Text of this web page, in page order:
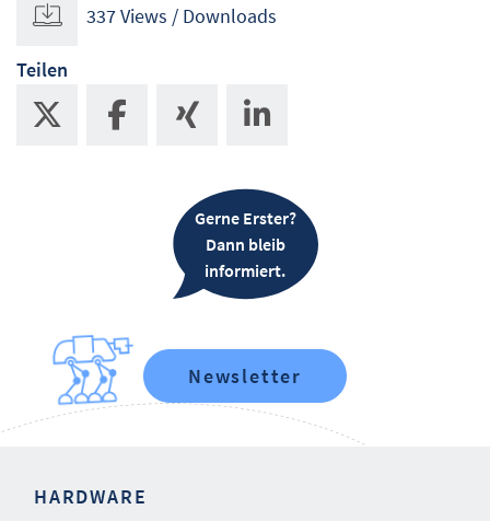
337 Views / Downloads
Teilen
Gerne Erster?
Dann bleib
informiert.
Newsletter
HARDWARE